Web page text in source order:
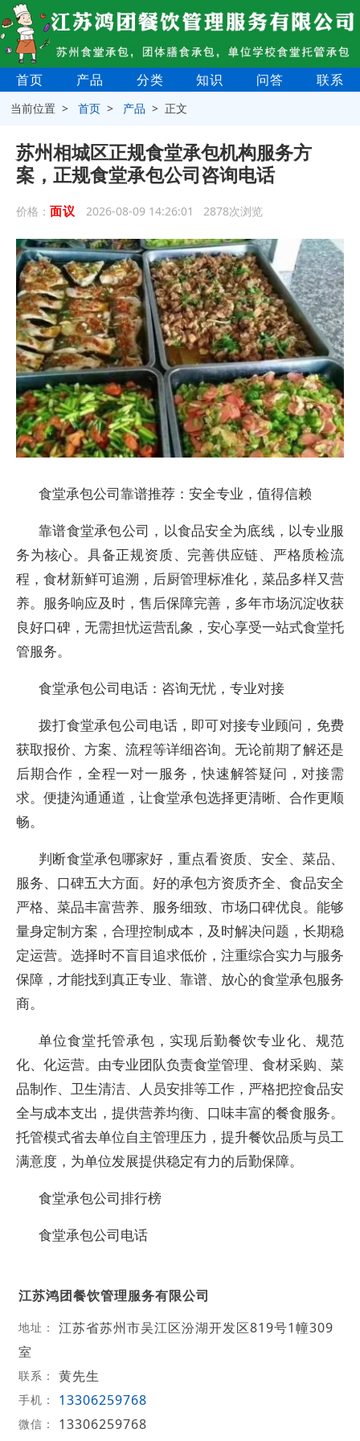
首页 产品 分类 知识 问答 联系
当前位置 >首页 > 产品 > 正文
苏州相城区正规食堂承包机构服务方
案，正规食堂承包公司咨询电话
价格： 面议 2026-08-09 14:26:01 2878次浏览
食堂承包公司靠谱推荐：安全专业，值得信赖
靠谱食堂承包公司，以食品安全为底线，以专业服
务为核心。具备正规资质、完善供应链、严格质检流
程，食材新鲜可追溯，后厨管理标准化，菜品多样又营
养。服务响应及时，售后保障完善，多年市场沉淀收获
良好口碑，无需担忧运营乱象，安心享受一站式食堂托
管服务。
食堂承包公司电话：咨询无忧，专业对接
拨打食堂承包公司电话，即可对接专业顾问，免费
获取报价、方案、流程等详细咨询。无论前期了解还是
后期合作，全程一对一服务，快速解答疑问，对接需
求。便捷沟通通道，让食堂承包选择更清晰、合作更顺
畅。
判断食堂承包哪家好，重点看资质、安全、菜品、
服务、口碑五大方面。好的承包方资质齐全、食品安全
严格、菜品丰富营养、服务细致、市场口碑优良。能够
量身定制方案，合理控制成本，及时解决问题，长期稳
定运营。选择时不盲目追求低价，注重综合实力与服务
保障，才能找到真正专业、靠谱、放心的食堂承包服务
商。
单位食堂托管承包，实现后勤餐饮专业化、规范
化、化运营。由专业团队负责食堂管理、食材采购、菜
品制作、卫生清洁、人员安排等工作，严格把控食品安
全与成本支出，提供营养均衡、口味丰富的餐食服务。
托管模式省去单位自主管理压力，提升餐饮品质与员工
满意度，为单位发展提供稳定有力的后勤保障。
食堂承包公司排行榜
食堂承包公司电话
江苏鸿团餐饮管理服务有限公司
地址：
江苏省苏州市吴江区汾湖开发区819号1幢309
室
联系： 黄先生
手机： 13306259768
微信： 13306259768